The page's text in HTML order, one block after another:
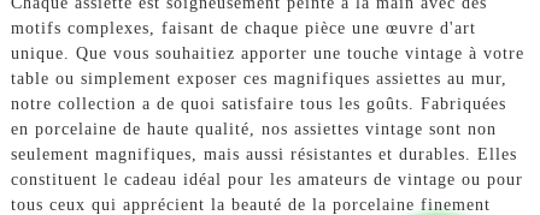
motifs complexes, faisant de chaque pièce une œuvre d'art
unique. Que vous souhaitiez apporter une touche vintage à votre
table ou simplement exposer ces magnifiques assiettes au mur,
notre collection a de quoi satisfaire tous les goûts. Fabriquées
en porcelaine de haute qualité, nos assiettes vintage sont non
seulement magnifiques, mais aussi résistantes et durables. Elles
constituent le cadeau idéal pour les amateurs de vintage ou pour
tous ceux qui apprécient la beauté de la porcelaine finement